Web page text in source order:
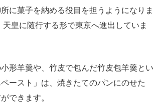
に菓子を納める役目を担うようになりま
皇に随行する形で東京へ進出していま
形羊羹や、竹皮で包んだ竹皮包羊羹とい
ースト」は、焼きたてのパンにのせた
できます。